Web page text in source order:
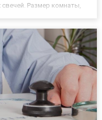
свечей. Размер комнаты,